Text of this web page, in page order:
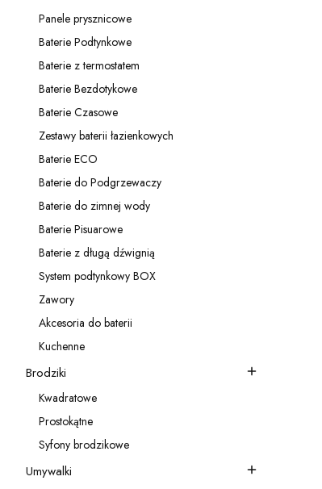
Kategoria - Panele prysznicowe
Panele prysznicowe
Kategoria - Baterie Podtynkowe
Baterie Podtynkowe
Kategoria - Baterie z termostatem
Baterie z termostatem
Kategoria - Baterie Bezdotykowe
Baterie Bezdotykowe
Kategoria - Baterie Czasowe
Baterie Czasowe
Kategoria - Zestawy baterii łazienkowych
Zestawy baterii łazienkowych
Kategoria - Baterie ECO
Baterie ECO
Kategoria - Baterie do Podgrzewaczy
Baterie do Podgrzewaczy
Kategoria - Baterie do zimnej wody
Baterie do zimnej wody
Kategoria - Baterie Pisuarowe
Baterie Pisuarowe
Kategoria - Baterie z długą dźwignią
Baterie z długą dźwignią
Kategoria - System podtynkowy BOX
System podtynkowy BOX
Kategoria - Zawory
Zawory
Kategoria - Akcesoria do baterii
Akcesoria do baterii
Kategoria - Kuchenne
Kuchenne
Kategoria - Brodziki
Brodziki
Kategoria - Kwadratowe
Kwadratowe
Kategoria - Prostokątne
Prostokątne
Kategoria - Syfony brodzikowe
Syfony brodzikowe
Kategoria - Umywalki
Umywalki